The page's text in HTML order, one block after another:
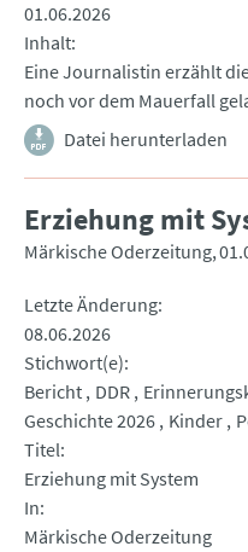
01.06.2026
Inhalt
Eine Journalistin erzählt
noch vor dem Mauerfall
Datei herunterladen
Erziehung mit
Märkische Oderzeitung
Letzte Änderung
08.06.2026
Stichwort(e)
Bericht DDR
Geschichte 2026 Kinder
Titel
Erziehung mit System
In
Märkische Oderzeitung